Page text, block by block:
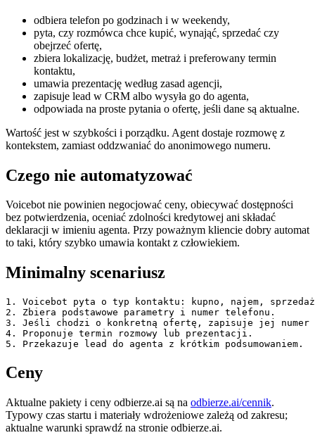
odbiera telefon po godzinach i w weekendy,
pyta, czy rozmówca chce kupić, wynająć, sprzedać czy
obejrzeć ofertę,
zbiera lokalizację, budżet, metraż i preferowany termin
kontaktu,
umawia prezentację według zasad agencji,
zapisuje lead w CRM albo wysyła go do agenta,
odpowiada na proste pytania o ofertę, jeśli dane są aktualne.
Wartość jest w szybkości i porządku. Agent dostaje rozmowę z
kontekstem, zamiast oddzwaniać do anonimowego numeru.
Czego nie automatyzować
Voicebot nie powinien negocjować ceny, obiecywać dostępności
bez potwierdzenia, oceniać zdolności kredytowej ani składać
deklaracji w imieniu agenta. Przy poważnym kliencie dobry automat
to taki, który szybko umawia kontakt z człowiekiem.
Minimalny scenariusz
1. Voicebot pyta o typ kontaktu: kupno, najem,
2. Zbiera podstawowe parametry i numer telefonu.
3. Jeśli chodzi o konkretną ofertę, zapisuje jej numer
4. Proponuje termin rozmowy lub prezentacji.
5. Przekazuje lead do agenta z krótkim podsumowaniem.
Ceny
Aktualne pakiety i ceny odbierze.ai są na odbierze.ai/cennik.
Typowy czas startu i materiały wdrożeniowe zależą od zakresu;
aktualne warunki sprawdź na stronie odbierze.ai.